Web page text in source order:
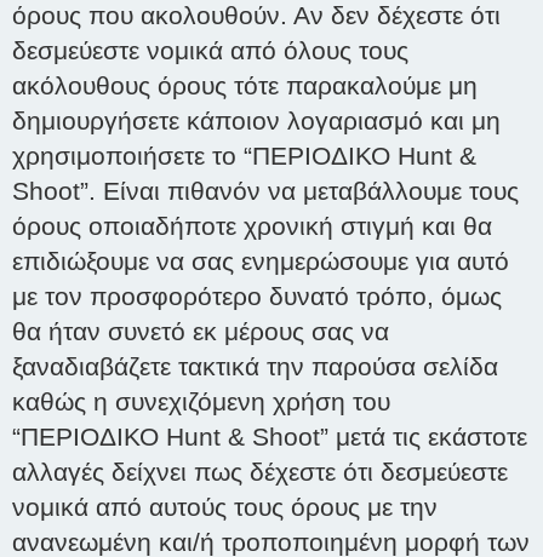
όρους που ακολουθούν. Αν δεν δέχεστε ότι
δεσμεύεστε νομικά από όλους τους
ακόλουθους όρους τότε παρακαλούμε μη
δημιουργήσετε κάποιον λογαριασμό και μη
χρησιμοποιήσετε το “ΠΕΡΙΟΔΙΚΟ Hunt &
Shoot”. Είναι πιθανόν να μεταβάλλουμε τους
όρους οποιαδήποτε χρονική στιγμή και θα
επιδιώξουμε να σας ενημερώσουμε για αυτό
με τον προσφορότερο δυνατό τρόπο, όμως
θα ήταν συνετό εκ μέρους σας να
ξαναδιαβάζετε τακτικά την παρούσα σελίδα
καθώς η συνεχιζόμενη χρήση του
“ΠΕΡΙΟΔΙΚΟ Hunt & Shoot” μετά τις εκάστοτε
αλλαγές δείχνει πως δέχεστε ότι δεσμεύεστε
νομικά από αυτούς τους όρους με την
ανανεωμένη και/ή τροποποιημένη μορφή των